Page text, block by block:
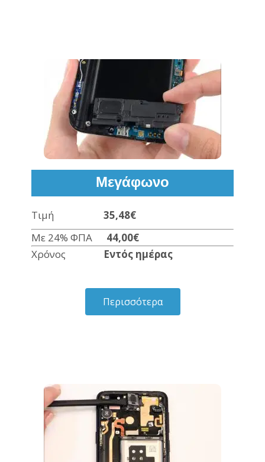
Μεγάφωνο
Τιμή 35,48€
Με 24% ΦΠΑ 44,00€
Χρόνος
Εντός ημέρας
Περισσότερα